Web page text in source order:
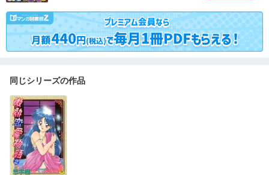
同じシリーズの作品